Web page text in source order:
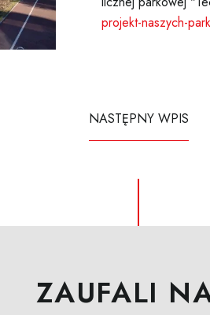
projekt-naszych-
NASTĘPNY WPIS
ZAUFALI